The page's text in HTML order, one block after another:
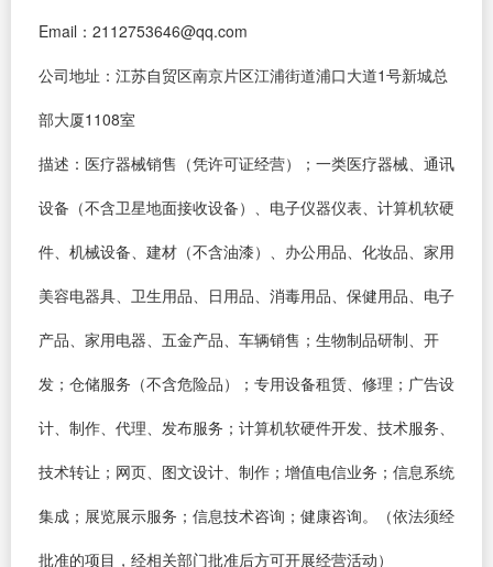
Email：2112753646@qq.com
公司地址：江苏自贸区南京片区江浦街道浦口大道1号新城总
部大厦1108室
描述：医疗器械销售（凭许可证经营）；一类医疗器械、通讯
设备（不含卫星地面接收设备）、电子仪器仪表、计算机软硬
件、机械设备、建材（不含油漆）、办公用品、化妆品、家用
美容电器具、卫生用品、日用品、消毒用品、保健用品、电子
产品、家用电器、五金产品、车辆销售；生物制品研制、开
发；仓储服务（不含危险品）；专用设备租赁、修理；广告设
计、制作、代理、发布服务；计算机软硬件开发、技术服务、
技术转让；网页、图文设计、制作；增值电信业务；信息系统
集成；展览展示服务；信息技术咨询；健康咨询。（依法须经
批准的项目，经相关部门批准后方可开展经营活动）